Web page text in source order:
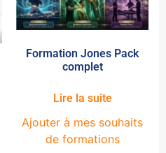
Formation Jones Pack
complet
Lire la suite
Ajouter à mes souhaits
de formations